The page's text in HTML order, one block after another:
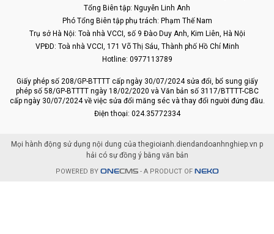
Tổng Biên tập: Nguyễn Linh Anh
Phó Tổng Biên tập phụ trách: Phạm Thế Nam
Trụ sở Hà Nội: Toà nhà VCCI, số 9 Đào Duy Anh, Kim Liên, Hà Nội
VPĐD: Toà nhà VCCI, 171 Võ Thị Sáu, Thành phố Hồ Chí Minh
Hotline: 0977113789
Giấy phép số 208/GP-BTTTT cấp ngày 30/07/2024 sửa đổi, bổ sung giấy
phép số 58/GP-BTTTT ngày 18/02/2020 và Văn bản số 3117/BTTTT-CBC
cấp ngày 30/07/2024 về việc sửa đổi măng séc và thay đổi người đứng đầu.
Điện thoại: 024.35772334
Mọi hành động sử dụng nội dung của thegioianh.diendandoanhnghiep.vn p
hải có sự đồng ý bằng văn bản
POWERED BY ONECMS- A PRODUCT OF NEKO